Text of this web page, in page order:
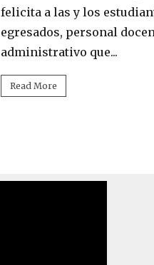
felicita a las y los
egresados, personal
administrativo que...
Read More